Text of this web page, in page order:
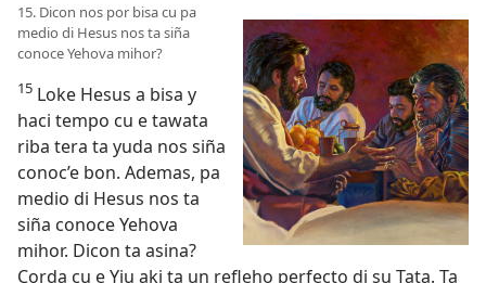
15. Dicon nos por bisa cu pa
medio di Hesus nos ta siña
conoce Yehova mihor?
15 Loke Hesus a bisa y
haci tempo cu e tawata
riba tera ta yuda nos siña
conoc’e bon. Ademas, pa
medio di Hesus nos ta
siña conoce Yehova
mihor. Dicon ta asina?
Corda cu e Yiu aki ta un refleho perfecto di su Tata. Ta